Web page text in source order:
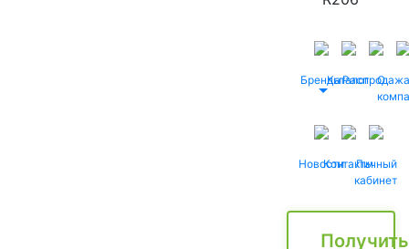
БрендыКаталог
Распродажа
О
НовостиКонтактыЛичный
кабинет
Получить